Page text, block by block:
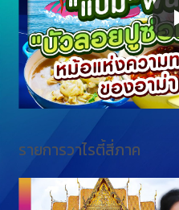
รายการวาไรตี้สี่ภาค